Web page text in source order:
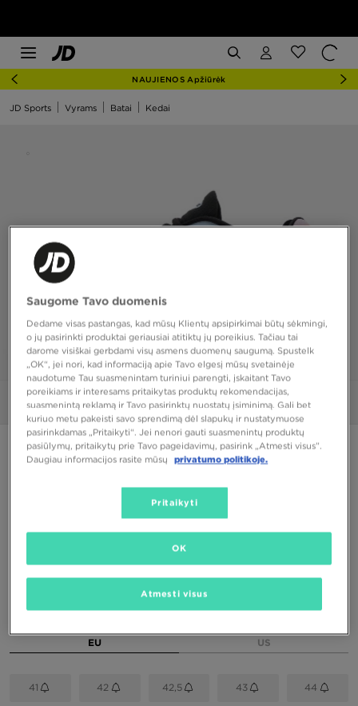
NAUJIENOS Apžiūrėk
JD Sports Vyrams Batai Kedai
Nuotraukos 360°
PUIKUS PASIŪLYMAS
Spalvos
Pasirink dydį
EU US
41 42 42,5 43 44
Saugome Tavo duomenis
Dedame visas pastangas, kad mūsų Klientų apsipirkimai būtų sėkmingi,
o jų pasirinkti produktai geriausiai atitiktų jų poreikius. Tačiau tai
darome visiškai gerbdami visų asmens duomenų saugumą. Spustelk
„OK“, jei nori, kad informaciją apie Tavo elgesį mūsų svetainėje
naudotume Tau suasmenintam turiniui parengti, įskaitant Tavo
poreikiams ir interesams pritaikytas produktų rekomendacijas,
suasmenintą reklamą ir Tavo pasirinktų nuostatų įsiminimą. Gali bet
kuriuo metu pakeisti savo sprendimą dėl slapukų ir nustatymuose
pasirinkdamas „Pritaikyti“. Jei nenori gauti suasmenintų produktų
pasiūlymų, pritaikytų prie Tavo pageidavimų, pasirink „Atmesti visus”.
Daugiau informacijos rasite mūsų
privatumo politikoje.
Pritaikyti
Atmesti visus
OK